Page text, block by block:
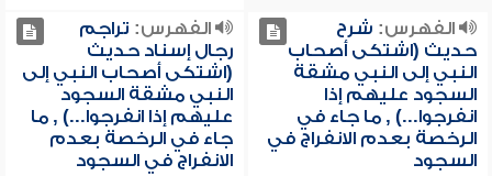
الفهرس: شرح
حديث (اشتكى أصحاب
النبي إلى النبي مشقة
السجود عليهم إذا
انفرجوا...) , ما جاء في
الرخصة بعدم الانفراج في
السجود
الفهرس: تراجم
رجال إسناد حديث
(اشتكى أصحاب النبي إلى
النبي مشقة السجود
عليهم إذا انفرجوا...) , ما
جاء في الرخصة بعدم
الانفراج في السجود